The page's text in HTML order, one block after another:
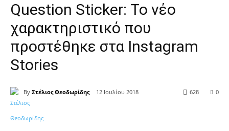
Question Sticker: Το νέο
χαρακτηριστικό που
προστέθηκε στα Instagram
Stories
By Στέλιος Θεοδωρίδης 12 Ιουλίου 2018 0
628